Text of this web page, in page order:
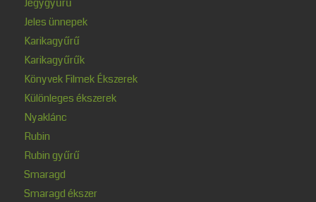
Jeles ünnepek
Karikagyűrű
Karikagyűrűk
Könyvek Filmek Ékszerek
Különleges ékszerek
Nyaklánc
Rubin
Rubin gyűrű
Smaragd
Smaragd ékszer